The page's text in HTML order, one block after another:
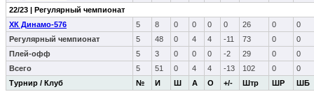
Турнир / Клуб № И Ш А О +/- Штр ШР ШБ
22/23 | Регулярный чемпионат
ХК Динамо-576
5 8 0 0 0 0 26 0
0
Регулярный чемпионат
5 48 0 4 4 -11 73 0
0
Плей-офф
5 3 0 0 0 -2 29 0
0
Всего
5 51 0 4 4 -13 102 0 0